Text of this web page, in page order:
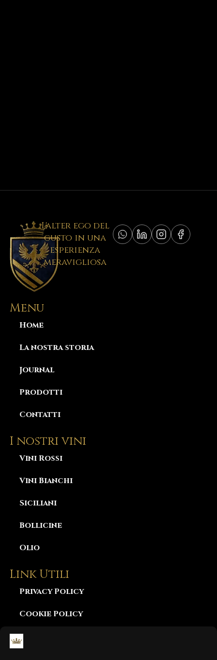
L'alter ego del
gusto in una
esperienza
meravigliosa
Menu
Home
La nostra storia
Journal
Prodotti
Contatti
I nostri vini
Vini Rossi
Vini Bianchi
Siciliani
Bollicine
Olio
Link Utili
Privacy Policy
Cookie Policy
Consegna e Garanzia